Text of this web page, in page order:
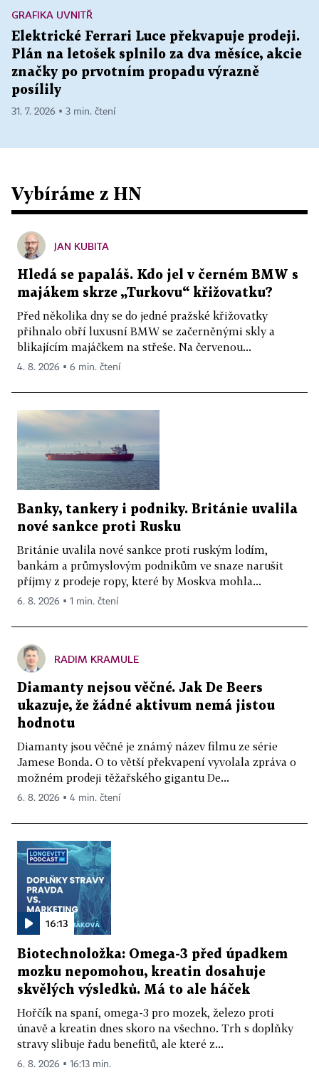
GRAFIKA UVNITŘ
Elektrické Ferrari Luce překvapuje prodeji.
Plán na letošek splnilo za dva měsíce, akcie
značky po prvotním propadu výrazně
posílily
31. 7. 2026 ▪ 3 min. čtení
Vybíráme z HN
JAN KUBITA
Hledá se papaláš. Kdo jel v černém BMW s
majákem skrze „Turkovu“ křižovatku?
Před několika dny se do jedné pražské křižovatky
přihnalo obří luxusní BMW se začerněnými skly a
blikajícím majáčkem na střeše. Na červenou...
4. 8. 2026 ▪ 6 min. čtení
Banky, tankery i podniky. Británie uvalila
nové sankce proti Rusku
Británie uvalila nové sankce proti ruským lodím,
bankám a průmyslovým podnikům ve snaze narušit
příjmy z prodeje ropy, které by Moskva mohla...
6. 8. 2026 ▪ 1 min. čtení
RADIM KRAMULE
Diamanty nejsou věčné. Jak De Beers
ukazuje, že žádné aktivum nemá jistou
hodnotu
Diamanty jsou věčné je známý název filmu ze série
Jamese Bonda. O to větší překvapení vyvolala zpráva o
možném prodeji těžařského gigantu De...
6. 8. 2026 ▪ 4 min. čtení
16:13
Biotechnoložka: Omega-3 před úpadkem
mozku nepomohou, kreatin dosahuje
skvělých výsledků. Má to ale háček
Hořčík na spaní, omega-3 pro mozek, železo proti
únavě a kreatin dnes skoro na všechno. Trh s doplňky
stravy slibuje řadu benefitů, ale které z...
6. 8. 2026 ▪ 16:13 min.